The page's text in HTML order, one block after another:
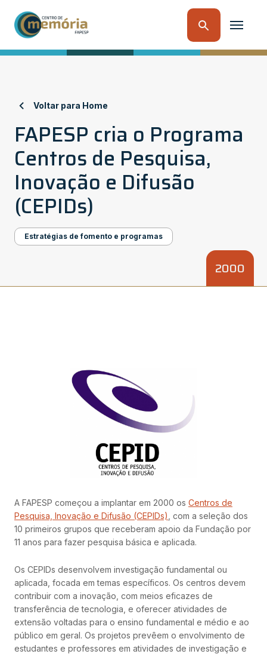
Voltar para Home
FAPESP cria o Programa
Centros de Pesquisa,
Inovação e Difusão
(CEPIDs)
Estratégias de fomento e programas
2000
A FAPESP começou a implantar em 2000 os Centros de
Pesquisa, Inovação e Difusão (CEPIDs) , com a seleção dos
10 primeiros grupos que receberam apoio da Fundação por
11 anos para fazer pesquisa básica e aplicada.
Os CEPIDs desenvolvem investigação fundamental ou
aplicada, focada em temas específicos. Os centros devem
contribuir com a inovação, com meios eficazes de
transferência de tecnologia, e oferecer atividades de
extensão voltadas para o ensino fundamental e médio e ao
público em geral. Os projetos prevêem o envolvimento de
estudantes e professores em atividades de investigação e